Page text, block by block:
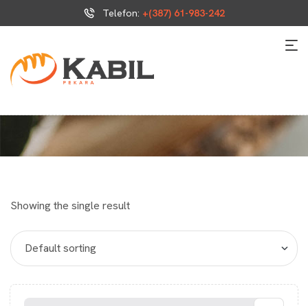
Telefon: +(387) 61-983-242
Showing the single result